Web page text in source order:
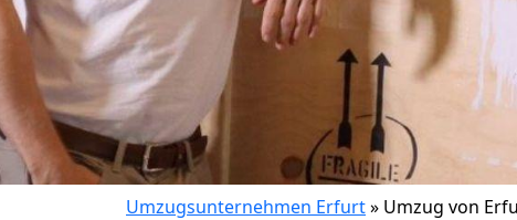
Umzugsunternehmen Erfurt» Umzug von